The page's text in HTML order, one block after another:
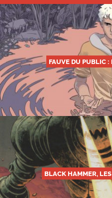
FAUVE DU PUBLIC
BLACK HAMMER,